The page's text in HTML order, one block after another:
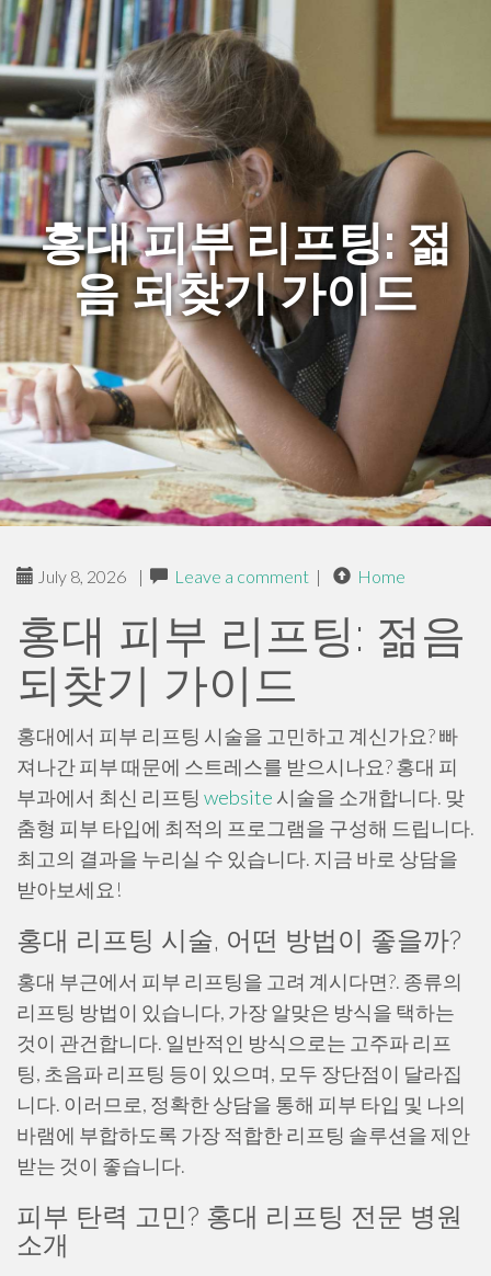
홍대 피부 리프팅: 젊
음 되찾기 가이드
July 8, 2026 | Leave a comment | Home
홍대 피부 리프팅: 젊음
되찾기 가이드
홍대에서 피부 리프팅 시술을 고민하고 계신가요? 빠
져나간 피부 때문에 스트레스를 받으시나요? 홍대 피
부과에서 최신 리프팅 website 시술을 소개합니다. 맞
춤형 피부 타입에 최적의 프로그램을 구성해 드립니다.
최고의 결과을 누리실 수 있습니다. 지금 바로 상담을
받아보세요!
홍대 리프팅 시술, 어떤 방법이 좋을까?
홍대 부근에서 피부 리프팅을 고려 계시다면?. 종류의
리프팅 방법이 있습니다, 가장 알맞은 방식을 택하는
것이 관건합니다. 일반적인 방식으로는 고주파 리프
팅, 초음파 리프팅 등이 있으며, 모두 장단점이 달라집
니다. 이러므로, 정확한 상담을 통해 피부 타입 및 나의
바램에 부합하도록 가장 적합한 리프팅 솔루션을 제안
받는 것이 좋습니다.
피부 탄력 고민? 홍대 리프팅 전문 병원
소개